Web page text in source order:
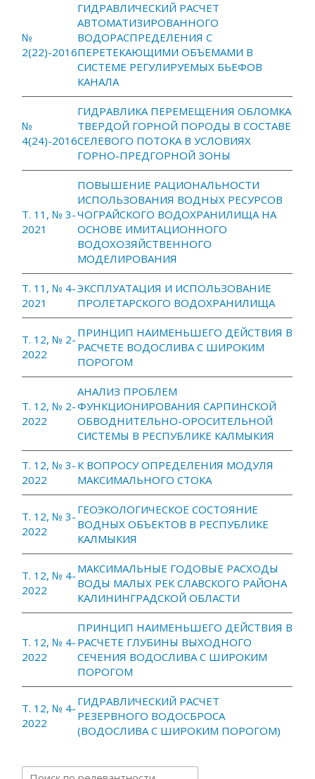
№
2(22)-2016
ГИДРАВЛИЧЕСКИЙ РАСЧЕТ
АВТОМАТИЗИРОВАННОГО
ВОДОРАСПРЕДЕЛЕНИЯ С
ПЕРЕТЕКАЮЩИМИ ОБЪЕМАМИ В
СИСТЕМЕ РЕГУЛИРУЕМЫХ БЬЕФОВ
КАНАЛА
№
4(24)-2016
ГИДРАВЛИКА ПЕРЕМЕЩЕНИЯ ОБЛОМКА
ТВЕРДОЙ ГОРНОЙ ПОРОДЫ В СОСТАВЕ
СЕЛЕВОГО ПОТОКА В УСЛОВИЯХ
ГОРНО-ПРЕДГОРНОЙ ЗОНЫ
Т. 11, № 3-
2021
ПОВЫШЕНИЕ РАЦИОНАЛЬНОСТИ
ИСПОЛЬЗОВАНИЯ ВОДНЫХ РЕСУРСОВ
ЧОГРАЙСКОГО ВОДОХРАНИЛИЩА НА
ОСНОВЕ ИМИТАЦИОННОГО
ВОДОХОЗЯЙСТВЕННОГО
МОДЕЛИРОВАНИЯ
Т. 11, № 4-
2021
ЭКСПЛУАТАЦИЯ И ИСПОЛЬЗОВАНИЕ
ПРОЛЕТАРСКОГО ВОДОХРАНИЛИЩА
Т. 12, № 2-
2022
ПРИНЦИП НАИМЕНЬШЕГО ДЕЙСТВИЯ В
РАСЧЕТЕ ВОДОСЛИВА С ШИРОКИМ
ПОРОГОМ
Т. 12, № 2-
2022
АНАЛИЗ ПРОБЛЕМ
ФУНКЦИОНИРОВАНИЯ САРПИНСКОЙ
ОБВОДНИТЕЛЬНО-ОРОСИТЕЛЬНОЙ
СИСТЕМЫ В РЕСПУБЛИКЕ КАЛМЫКИЯ
Т. 12, № 3-
2022
К ВОПРОСУ ОПРЕДЕЛЕНИЯ МОДУЛЯ
МАКСИМАЛЬНОГО СТОКА
Т. 12, № 3-
2022
ГЕОЭКОЛОГИЧЕСКОЕ СОСТОЯНИЕ
ВОДНЫХ ОБЪЕКТОВ В РЕСПУБЛИКЕ
КАЛМЫКИЯ
Т. 12, № 4-
2022
МАКСИМАЛЬНЫЕ ГОДОВЫЕ РАСХОДЫ
ВОДЫ МАЛЫХ РЕК СЛАВСКОГО РАЙОНА
КАЛИНИНГРАДСКОЙ ОБЛАСТИ
Т. 12, № 4-
2022
ПРИНЦИП НАИМЕНЬШЕГО ДЕЙСТВИЯ В
РАСЧЕТЕ ГЛУБИНЫ ВЫХОДНОГО
СЕЧЕНИЯ ВОДОСЛИВА С ШИРОКИМ
ПОРОГОМ
Т. 12, № 4-
2022
ГИДРАВЛИЧЕСКИЙ РАСЧЕТ
РЕЗЕРВНОГО ВОДОСБРОСА
(ВОДОСЛИВА С ШИРОКИМ ПОРОГОМ)